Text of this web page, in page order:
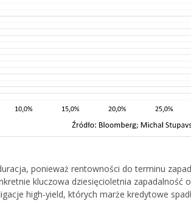
ponieważ rentowności do terminu
kluczowa dziesięcioletnia zapadalność
high-yield, których marże kredytowe